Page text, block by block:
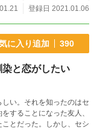
登録日 2021.01.06
に入り追加 390
染と恋がしたい
い。それを知ったのはセ
することになった友人、
とだった。しかし、セシ